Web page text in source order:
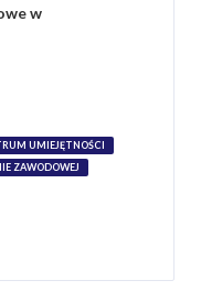
w
UMIEJĘTNOŚCI
ZAWODOWEJ